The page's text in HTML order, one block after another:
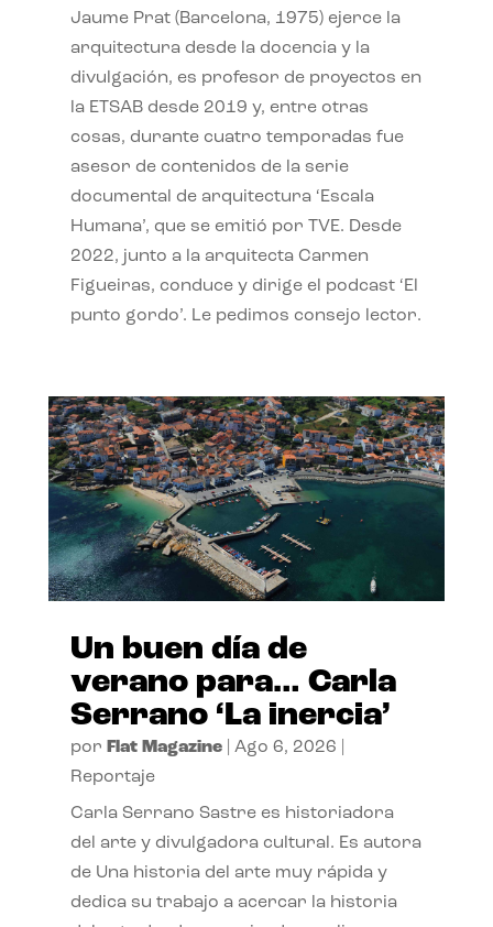
Jaume Prat (Barcelona, 1975) ejerce la
arquitectura desde la docencia y la
divulgación, es profesor de proyectos en
la ETSAB desde 2019 y, entre otras
cosas, durante cuatro temporadas fue
asesor de contenidos de la serie
documental de arquitectura ‘Escala
Humana’, que se emitió por TVE. Desde
2022, junto a la arquitecta Carmen
Figueiras, conduce y dirige el podcast ‘El
punto gordo’. Le pedimos consejo lector.
Un buen día de
verano para… Carla
Serrano ‘La inercia’
por Flat Magazine| Ago 6, 2026
Reportaje
Carla Serrano Sastre es historiadora
del arte y divulgadora cultural. Es autora
de Una historia del arte muy rápida y
dedica su trabajo a acercar la historia